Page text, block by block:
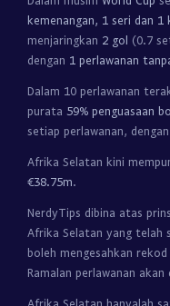
kemenangan, 1 seri dan 1
menjaringkan 2 gol (0.7
dengan 1 perlawanan
Dalam 10 perlawanan
purata 59% penguasaan
setiap perlawanan, dengan
Afrika Selatan kini
€38.75m.
NerdyTips dibina atas
Afrika Selatan yang telah
boleh mengesahkan
Ramalan perlawanan